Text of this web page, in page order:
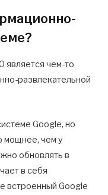
является чем-то
развлекательной
Google, но
мощнее, чем у
обновлять в
в себя
встроенный Google